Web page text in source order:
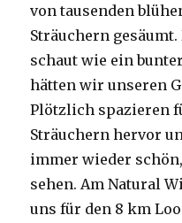
von tausenden
Sträuchern
schaut wie ein
hätten wir unseren
Plötzlich spazieren
Sträuchern hervor
immer wieder
sehen. Am Natural
uns für den 8 km